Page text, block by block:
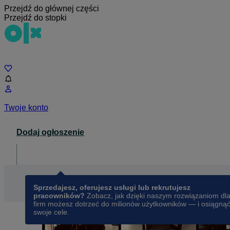
Przejdź do głównej części
Przejdź do stopki
Twoje konto
Dodaj ogłoszenie
Sprzedajesz, oferujesz usługi lub rekrutujesz
pracowników? Zobacz, jak dzięki naszym rozwiązaniom dla
firm możesz dotrzeć do milionów użytkowników — i osiągnąć
swoje cele.